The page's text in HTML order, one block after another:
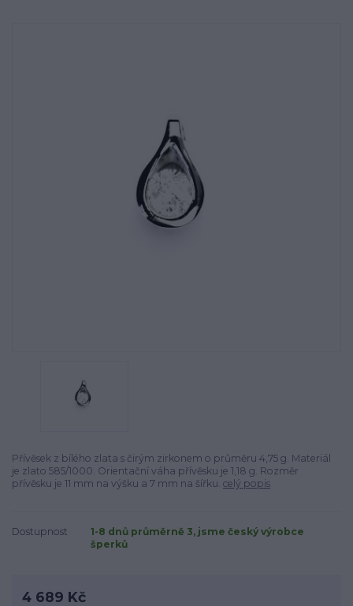
Přívěsek z bílého zlata s čirým zirkonem o průměru 4,75 g. Materiál
je zlato 585/1000. Orientační váha přívěsku je 1,18 g. Rozměr
přívěsku je 11 mm na výšku a 7 mm na šířku. celý popis
Dostupnost
1-8 dnů průměrně 3, jsme český výrobce
šperků
4 689 Kč